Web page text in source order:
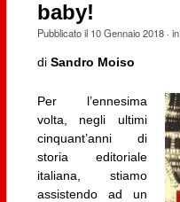
baby!
Pubblicato il 10 Gennaio 2018· in
di Sandro Moiso
Per l’ennesima
volta, negli ultimi
cinquant’anni di
storia editoriale
italiana, stiamo
assistendo ad un